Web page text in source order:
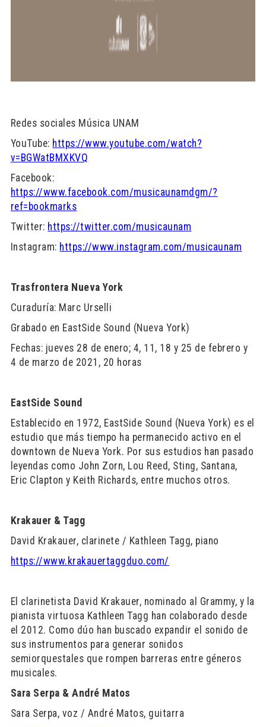
Redes sociales Música UNAM
YouTube: https://www.youtube.com/watch?
v=BGWatBMXKVQ
Facebook:
https://www.facebook.com/musicaunamdgm/?
ref=bookmarks
Twitter: https://twitter.com/musicaunam
Instagram: https://www.instagram.com/musicaunam
Trasfrontera Nueva York
Curaduría: Marc Urselli
Grabado en EastSide Sound (Nueva York)
Fechas: jueves 28 de enero; 4, 11, 18 y 25 de febrero y
4 de marzo de 2021, 20 horas
EastSide Sound
Establecido en 1972, EastSide Sound (Nueva York) es el
estudio que más tiempo ha permanecido activo en el
downtown de Nueva York. Por sus estudios han pasado
leyendas como John Zorn, Lou Reed, Sting, Santana,
Eric Clapton y Keith Richards, entre muchos otros.
Krakauer & Tagg
David Krakauer, clarinete / Kathleen Tagg, piano
https://www.krakauertaggduo.com/
El clarinetista David Krakauer, nominado al Grammy, y la
pianista virtuosa Kathleen Tagg han colaborado desde
el 2012. Como dúo han buscado expandir el sonido de
sus instrumentos para generar sonidos
semiorquestales que rompen barreras entre géneros
musicales.
Sara Serpa & André Matos
Sara Serpa, voz / André Matos, guitarra